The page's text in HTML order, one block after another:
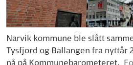
Narvik kommune ble slått
Tysfjord og Ballangen fra nyttår
nå på Kommunebarometeret.